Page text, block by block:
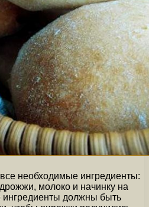
необходимые ингредиенты:
молоко и начинку на
должны быть